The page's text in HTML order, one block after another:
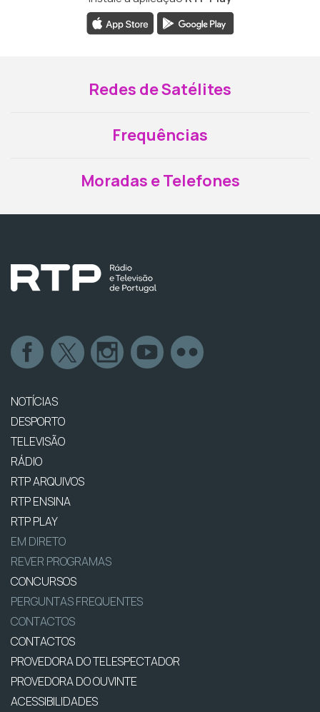
Redes de Satélites
Frequências
Moradas e Telefones
NOTÍCIAS
DESPORTO
TELEVISÃO
RÁDIO
RTP ARQUIVOS
RTP ENSINA
RTP PLAY
EM DIRETO
REVER PROGRAMAS
CONCURSOS
PERGUNTAS FREQUENTES
CONTACTOS
CONTACTOS
PROVEDORA DO TELESPECTADOR
PROVEDORA DO OUVINTE
ACESSIBILIDADES